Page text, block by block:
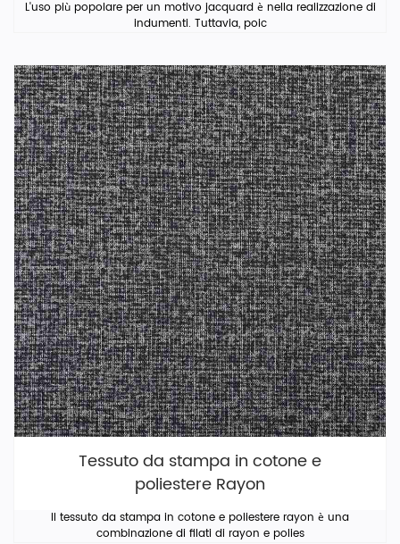
L'uso più popolare per un motivo jacquard è nella realizzazione di
indumenti. Tuttavia, poic
Tessuto da stampa in cotone e
poliestere Rayon
Il tessuto da stampa in cotone e poliestere rayon è una
combinazione di filati di rayon e polies